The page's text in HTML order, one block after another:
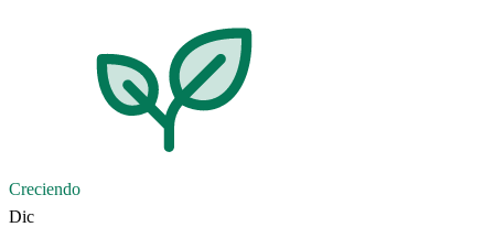
Creciendo
Dic